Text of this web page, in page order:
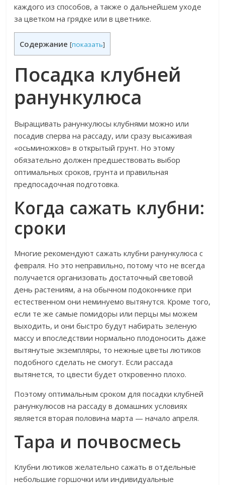
каждого из способов, а также о дальнейшем уходе
за цветком на грядке или в цветнике.
Содержание [показать]
Посадка клубней
ранункулюса
Выращивать ранункулюсы клубнями можно или
посадив сперва на рассаду, или сразу высаживая
«осьминожков» в открытый грунт. Но этому
обязательно должен предшествовать выбор
оптимальных сроков, грунта и правильная
предпосадочная подготовка.
Когда сажать клубни:
сроки
Многие рекомендуют сажать клубни ранункулюса с
февраля. Но это неправильно, потому что не всегда
получается организовать достаточный световой
день растениям, а на обычном подоконнике при
естественном они неминуемо вытянутся. Кроме того,
если те же самые помидоры или перцы мы можем
выходить, и они быстро будут набирать зеленую
массу и впоследствии нормально плодоносить даже
вытянутые экземпляры, то нежные цветы лютиков
подобного сделать не смогут. Если рассада
вытянется, то цвести будет откровенно плохо.
Поэтому оптимальным сроком для посадки клубней
ранункулюсов на рассаду в домашних условиях
является вторая половина марта — начало апреля.
Тара и почвосмесь
Клубни лютиков желательно сажать в отдельные
небольшие горшочки или индивидуальные